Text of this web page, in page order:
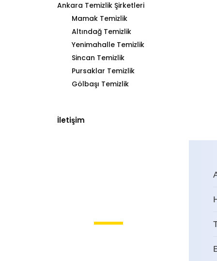
Ankara Temizlik Şirketleri
Mamak Temizlik
Altındağ Temizlik
Yenimahalle Temizlik
Sincan Temizlik
Pursaklar Temizlik
Gölbaşı Temizlik
İletişim